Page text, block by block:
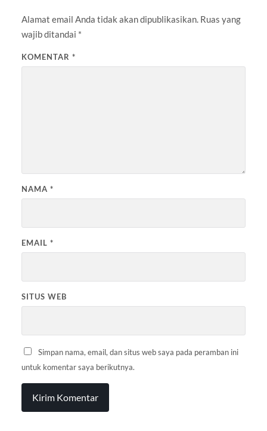
Alamat email Anda tidak akan dipublikasikan. Ruas yang
wajib ditandai *
KOMENTAR *
NAMA *
EMAIL *
SITUS WEB
Simpan nama, email, dan situs web saya pada peramban ini
untuk komentar saya berikutnya.